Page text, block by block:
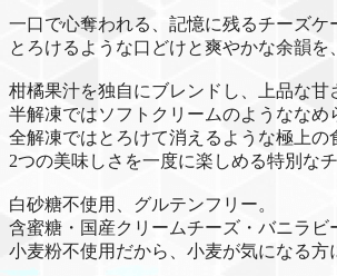
一口で心奪われる、記憶に残るチーズケ
とろけるような口どけと爽やかな余韻を
柑橘果汁を独自にブレンドし、上品な甘
半解凍ではソフトクリームのようななめ
全解凍ではとろけて消えるような極上の
2つの美味しさを一度に楽しめる特別な
白砂糖不使用、グルテンフリー。
含蜜糖・国産クリームチーズ・バニラビ
小麦粉不使用だから、小麦が気になる方